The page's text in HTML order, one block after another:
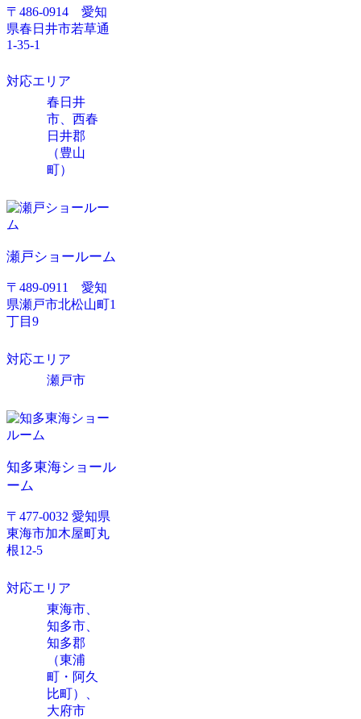
〒486-0914 愛知
県春日井市若草通
1-35-1
対応エリア
春日井
市、西春
日井郡
（豊山
町）
瀬戸ショールーム
〒489-0911 愛知
県瀬戸市北松山町1
丁目9
対応エリア
瀬戸市
知多東海ショール
ーム
〒477-0032 愛知県
東海市加木屋町丸
根12-5
対応エリア
東海市、
知多市、
知多郡
（東浦
町・阿久
比町）、
大府市